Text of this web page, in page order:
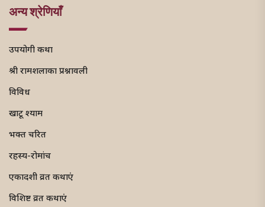
अन्य श्रेणियाँ
उपयोगी कथा
श्री रामशलाका प्रश्नावली
विविध
खाटू श्याम
भक्त चरित
रहस्य-रोमांच
एकादशी व्रत कथाएं
विशिष्ट व्रत कथाएं